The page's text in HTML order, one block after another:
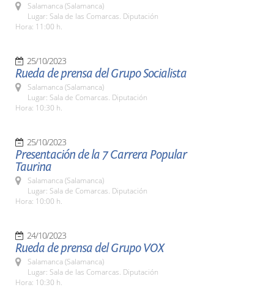
Salamanca (Salamanca)
Lugar: Sala de las Comarcas. Diputación
Hora: 11:00 h.
25/10/2023
Rueda de prensa del Grupo Socialista
Salamanca (Salamanca)
Lugar: Sala de Comarcas. Diputación
Hora: 10:30 h.
25/10/2023
Presentación de la 7 Carrera Popular
Taurina
Salamanca (Salamanca)
Lugar: Sala de Comarcas. Diputación
Hora: 10:00 h.
24/10/2023
Rueda de prensa del Grupo VOX
Salamanca (Salamanca)
Lugar: Sala de las Comarcas. Diputación
Hora: 10:30 h.